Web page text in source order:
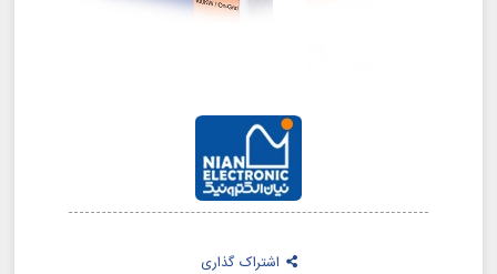
اشتراک گذاری